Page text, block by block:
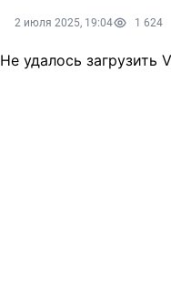
2 июля 2025, 19:04 1 624
Не удалось загрузить